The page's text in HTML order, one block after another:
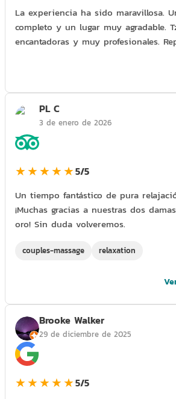
La experiencia ha sido maravillosa.
completo y un lugar muy agradable.
encantadoras y muy profesionales.
PL C
3 de enero de 2026
★★★★★5/5
Un tiempo fantástico de pura
¡Muchas gracias a nuestras dos
oro! Sin duda volveremos.
couples-massage relaxation
Brooke Walker
29 de diciembre de 2025
★★★★★5/5